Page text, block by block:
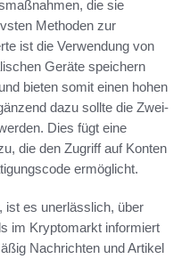
die sie
Methoden zur
ist die Verwendung von
Geräte speichern
bieten somit einen hohen
dazu sollte die Zwei-
Dies fügt eine
die den Zugriff auf Konten
ermöglicht.
es unerlässlich, über
im Kryptomarkt informiert
Nachrichten und Artikel